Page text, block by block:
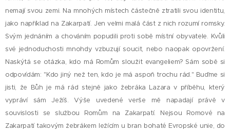
nemají svou zemi. Na mnohých místech částečně ztratili svou identitu,
jako například na Zakarpatí. Jen velmi malá část z nich rozumí romsky.
Svým jednáním a chováním popudili proti sobě místní obyvatele. Kvůli
své jednoduchosti mnohdy vzbuzují soucit, nebo naopak opovržení.
Naskýtá se otázka, kdo má Romům sloužit evangeliem? Sám sobě si
odpovídám: "Kdo jiný než ten, kdo je má aspoň trochu rád." Buďme si
jisti, že Bůh je má rád stejně jako žebráka Lazara v příběhu, který
vypráví sám Ježíš. Výše uvedené verše mě napadají právě v
souvislosti se službou Romům na Zakarpatí. Nejsou Romové na
Zakarpatí takovým žebrákem ležícím u bran bohaté Evropské unie, do